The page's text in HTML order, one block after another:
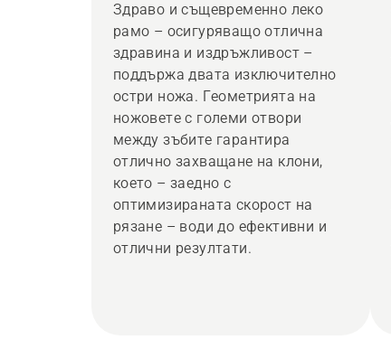
Здраво и същевременно леко
рамо – осигуряващо отлична
здравина и издръжливост –
поддържа двата изключително
остри ножа. Геометрията на
ножовете с големи отвори
между зъбите гарантира
отлично захващане на клони,
което – заедно с
оптимизираната скорост на
рязане – води до ефективни и
отлични резултати.